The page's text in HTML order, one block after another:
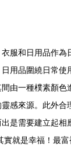
服和日用品作
用品圍繞日常
由一種樸素顏
感來源。此外
是需要建立起
就是幸福！最